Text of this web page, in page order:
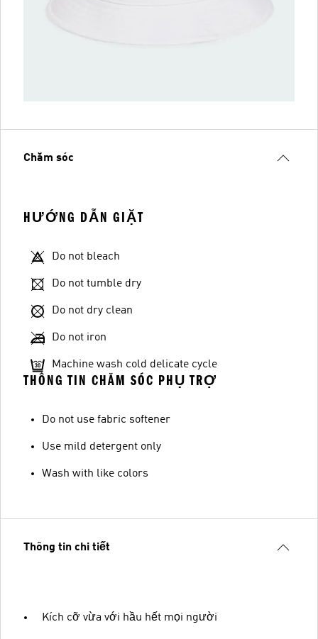
Chăm sóc
HƯỚNG DẪN GIẶT
Do not bleach
Do not tumble dry
Do not dry clean
Do not iron
Machine wash cold delicate cycle
THÔNG TIN CHĂM SÓC PHỤ TRỢ
Do not use fabric softener
Use mild detergent only
Wash with like colors
Thông tin chi tiết
Kích cỡ vừa với hầu hết mọi người